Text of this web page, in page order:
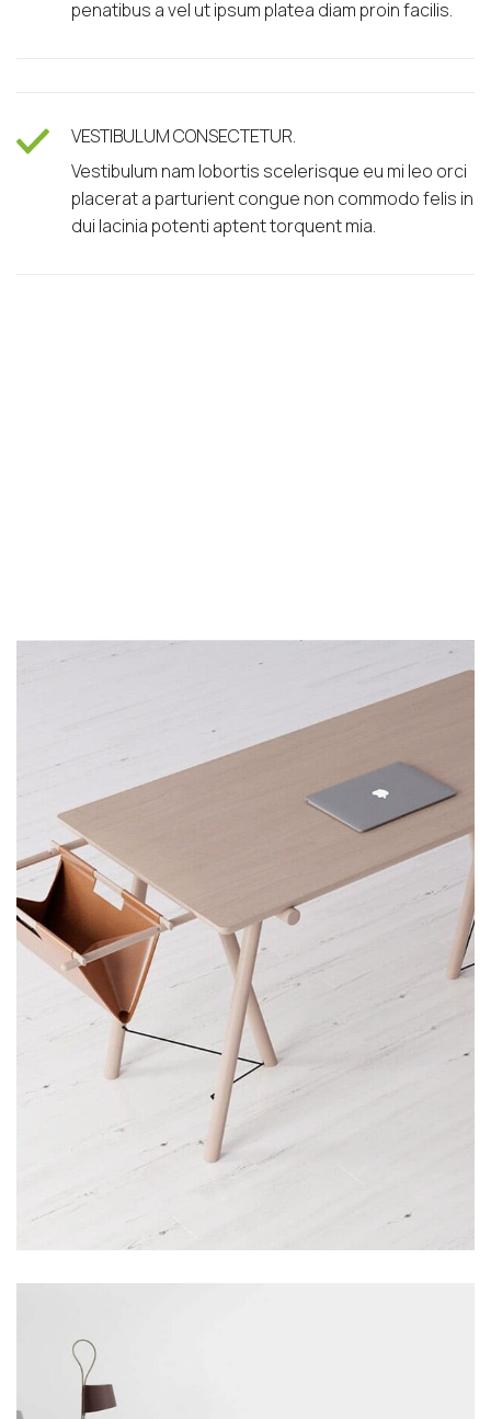
penatibus a vel ut ipsum platea diam proin facilis.
VESTIBULUM CONSECTETUR.
Vestibulum nam lobortis scelerisque eu mi leo orci
placerat a parturient congue non commodo felis in
dui lacinia potenti aptent torquent mia.